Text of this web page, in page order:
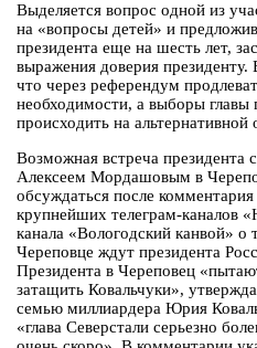
Выделяется вопрос одной из
на «вопросы детей» и
президента еще на шесть лет,
выражения доверия президенту.
что через референдум
необходимости, а выборы главы
происходить на альтернативной
Возможная встреча президента
Алексеем Мордашовым в
обсуждаться после
крупнейших телеграм-каналов
канала «Вологодский канвой» о
Череповце ждут президента
Президента в Череповец
затащить Ковальчуки»,
семью миллиардера Юрия
«глава Северстали серьезно